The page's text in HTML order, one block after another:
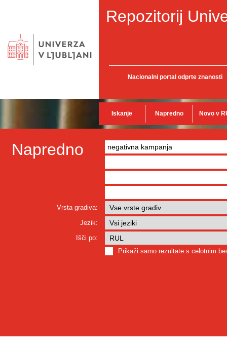
Repozitorij
Nacionalni portal odprte znanosti
Iskanje Napredno Novo v
Napredno
Vrsta gradiva:
Jezik:
Išči po:
Prikaži samo rezultate s celotnim